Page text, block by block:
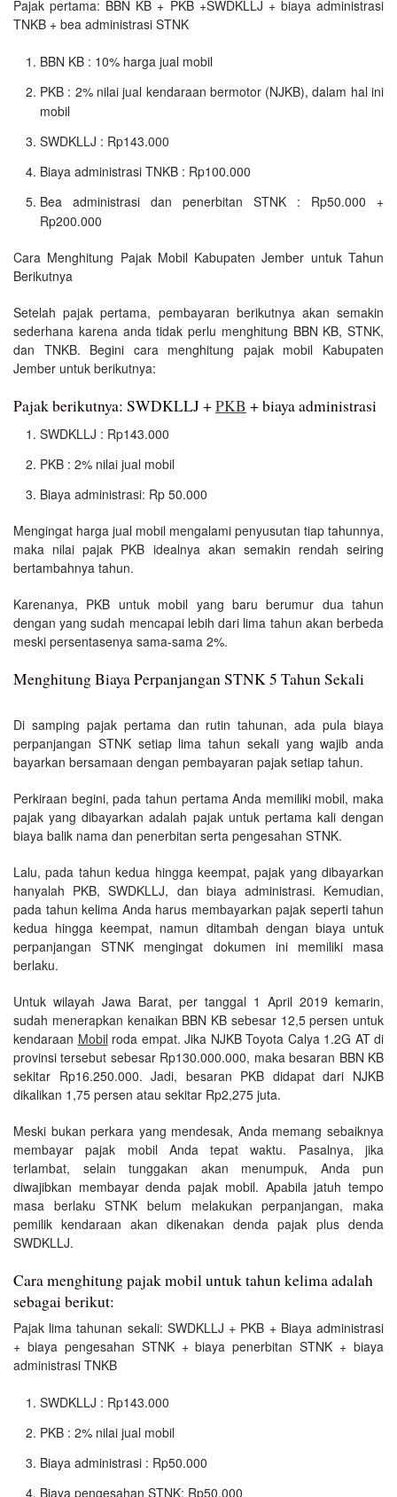
Pajak pertama: BBN KB + PKB +SWDKLLJ + biaya administrasi
TNKB + bea administrasi STNK
BBN KB : 10% harga jual mobil
PKB : 2% nilai jual kendaraan bermotor (NJKB), dalam hal ini
mobil
SWDKLLJ : Rp143.000
Biaya administrasi TNKB : Rp100.000
Bea administrasi dan penerbitan STNK : Rp50.000 +
Rp200.000
Cara Menghitung Pajak Mobil Kabupaten Jember untuk Tahun
Berikutnya
Setelah pajak pertama, pembayaran berikutnya akan semakin
sederhana karena anda tidak perlu menghitung BBN KB, STNK,
dan TNKB. Begini cara menghitung pajak mobil Kabupaten
Jember untuk berikutnya:
Pajak berikutnya: SWDKLLJ +PKB + biaya administrasi
SWDKLLJ : Rp143.000
PKB : 2% nilai jual mobil
Biaya administrasi: Rp 50.000
Mengingat harga jual mobil mengalami penyusutan tiap tahunnya,
maka nilai pajak PKB idealnya akan semakin rendah seiring
bertambahnya tahun.
Karenanya, PKB untuk mobil yang baru berumur dua tahun
dengan yang sudah mencapai lebih dari lima tahun akan berbeda
meski persentasenya sama-sama 2%.
Menghitung Biaya Perpanjangan STNK 5 Tahun Sekali
Di samping pajak pertama dan rutin tahunan, ada pula biaya
perpanjangan STNK setiap lima tahun sekali yang wajib anda
bayarkan bersamaan dengan pembayaran pajak setiap tahun.
Perkiraan begini, pada tahun pertama Anda memiliki mobil, maka
pajak yang dibayarkan adalah pajak untuk pertama kali dengan
biaya balik nama dan penerbitan serta pengesahan STNK.
Lalu, pada tahun kedua hingga keempat, pajak yang dibayarkan
hanyalah PKB, SWDKLLJ, dan biaya administrasi. Kemudian,
pada tahun kelima Anda harus membayarkan pajak seperti tahun
kedua hingga keempat, namun ditambah dengan biaya untuk
perpanjangan STNK mengingat dokumen ini memiliki masa
berlaku.
Untuk wilayah Jawa Barat, per tanggal 1 April 2019 kemarin,
sudah menerapkan kenaikan BBN KB sebesar 12,5 persen untuk
kendaraan Mobil roda empat. Jika NJKB Toyota Calya 1.2G AT di
provinsi tersebut sebesar Rp130.000.000, maka besaran BBN KB
sekitar Rp16.250.000. Jadi, besaran PKB didapat dari NJKB
dikalikan 1,75 persen atau sekitar Rp2,275 juta.
Meski bukan perkara yang mendesak, Anda memang sebaiknya
membayar pajak mobil Anda tepat waktu. Pasalnya, jika
terlambat, selain tunggakan akan menumpuk, Anda pun
diwajibkan membayar denda pajak mobil. Apabila jatuh tempo
masa berlaku STNK belum melakukan perpanjangan, maka
pemilik kendaraan akan dikenakan denda pajak plus denda
SWDKLLJ.
Cara menghitung pajak mobil untuk tahun kelima adalah
sebagai berikut:
Pajak lima tahunan sekali: SWDKLLJ + PKB + Biaya administrasi
+ biaya pengesahan STNK + biaya penerbitan STNK + biaya
administrasi TNKB
SWDKLLJ : Rp143.000
PKB : 2% nilai jual mobil
Biaya administrasi : Rp50.000
Biaya pengesahan STNK: Rp50.000